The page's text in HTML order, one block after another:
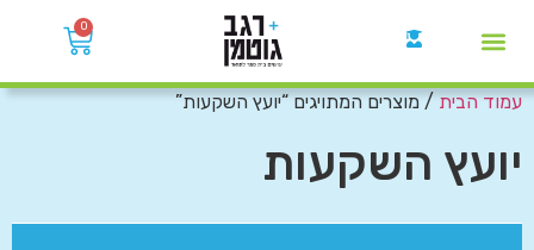
0
עמוד הבית/ מוצרים המתויגים “יועץ השקעות”
יועץ השקעות